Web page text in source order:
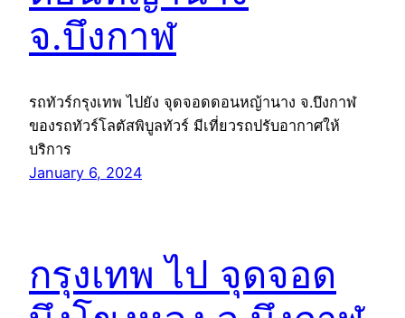
จ.บึงกาฬ
รถทัวร์กรุงเทพ ไปยัง จุดจอดดอนหญ้านาง จ.บึงกาฬ
ของรถทัวร์โลตัสพิบูลทัวร์ มีเที่ยวรถปรับอากาศให้
บริการ
January 6, 2024
กรุงเทพ ไป จุดจอด